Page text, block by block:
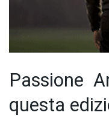
Passione
questa